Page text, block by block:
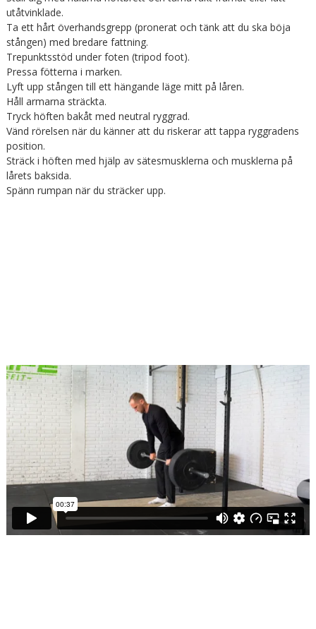
utåtvinklade.
Ta ett hårt överhandsgrepp (pronerat och tänk att du ska böja
stången) med bredare fattning.
Trepunktsstöd under foten (tripod foot).
Pressa fötterna i marken.
Lyft upp stången till ett hängande läge mitt på låren.
Håll armarna sträckta.
Tryck höften bakåt med neutral ryggrad.
Vänd rörelsen när du känner att du riskerar att tappa ryggradens
position.
Sträck i höften med hjälp av sätesmusklerna och musklerna på
lårets baksida.
Spänn rumpan när du sträcker upp.